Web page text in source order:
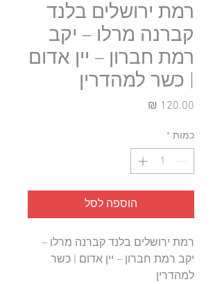
רמת ירושלים בלנד
קברנה מרלו – יקב
רמת חברון – יין אדום
| כשר למהדרין
כמות *
הוספה לסל
רמת ירושלים בלנד קברנה מרלו –
יקב רמת חברון – יין אדום | כשר
למהדרין